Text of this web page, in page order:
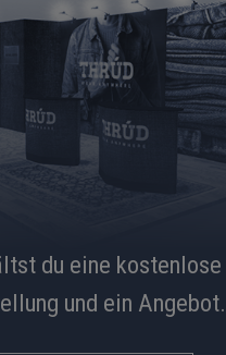
du eine kostenlose
und ein Angebot.